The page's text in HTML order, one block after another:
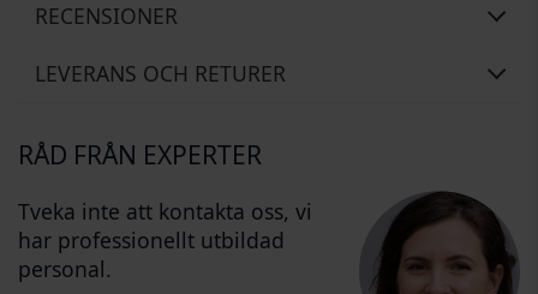
RECENSIONER
LEVERANS OCH RETURER
RÅD FRÅN EXPERTER
Tveka inte att kontakta oss, vi
har professionellt utbildad
personal.